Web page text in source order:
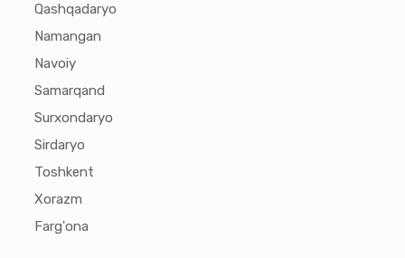
Qashqadaryo
Namangan
Navoiy
Samarqand
Surxondaryo
Sirdaryo
Toshkent
Xorazm
Farg'ona